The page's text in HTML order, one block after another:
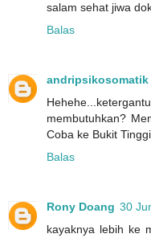
salam sehat jiwa
Balas
andripsikosomatik
membutuhkan?
Coba ke Bukit
Balas
Rony Doang 30
kayaknya lebih ke